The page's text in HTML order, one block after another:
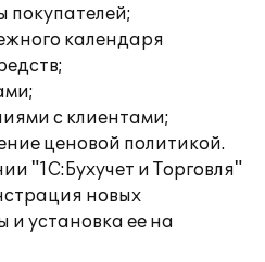
покупателей;
календаря
с клиентами;
ценовой политикой.
"1С:Бухучет и Торговля"
новых
и установка ее на